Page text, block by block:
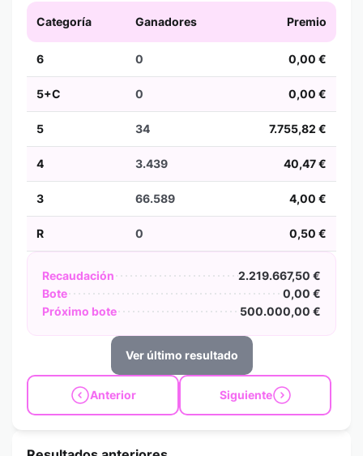
Categoría Ganadores Premio
6 0 0,00 €
5+C 0 0,00 €
5 34 7.755,82 €
4 3.439 40,47 €
3 66.589 4,00 €
R 0 0,50 €
Recaudación
2.219.667,50 €
Bote
0,00 €
Próximo bote
500.000,00 €
Ver último resultado
Anterior Siguiente